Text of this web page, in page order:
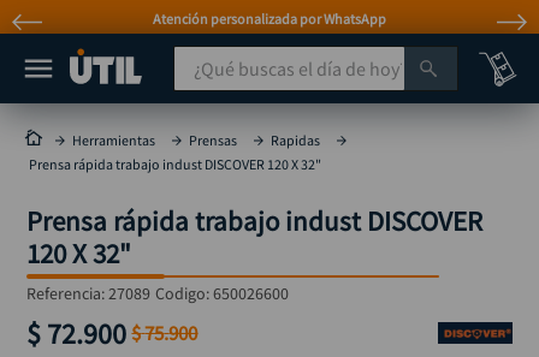
Atención personalizada por WhatsApp
¿Qué buscas el día de hoy?
Herramientas Prensas
Rapidas
Prensa rápida trabajo indust DISCOVER 120 X 32"
Prensa rápida trabajo indust DISCOVER
120 X 32"
Referencia:27089 Codigo:650026600
$72.900 $75.900
MÁS BUSCADOS
taladro
taladros pulidoras
compresor
broca
sierra circular